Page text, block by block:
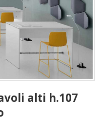
alti h.107